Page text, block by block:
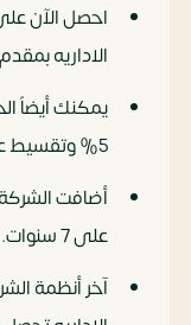
احصل الآن
الاداريه بمقدم 0% وبالتقسيط على 5 سنوات.
يمكنك أيضاً
5% وتقسيط على 8 سنوات.
على 7 سنوات.
آخر أنظمة